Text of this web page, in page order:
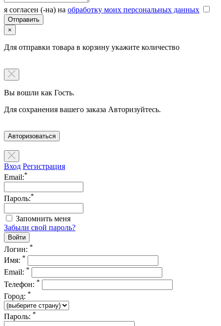
я согласен (-на) на обработку моих персональных данных
×
Для отправки товара в корзину укажите количество
Вы вошли как Гость.
Для сохранения вашего заказа Авторизуйтесь.
Авторизоваться
Вход Регистрация
Email:*
Пароль:*
Запомнить меня
Забыли свой пароль?
Логин: *
Имя: *
Email: *
Телефон: *
Город: *
Пароль: *